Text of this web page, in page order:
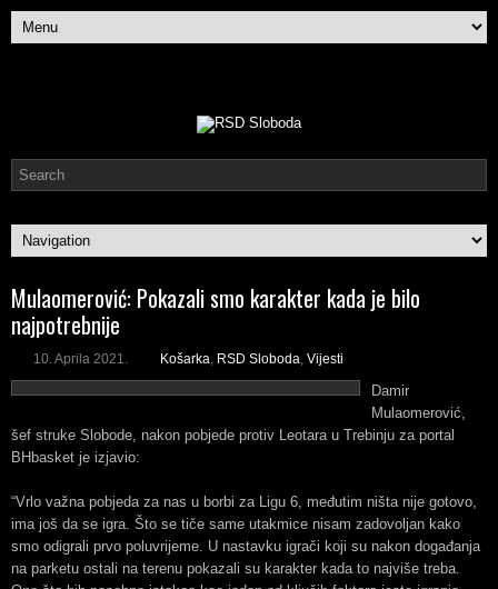
Mulaomerović: Pokazali smo karakter kada je bilo
najpotrebnije
10. Aprila 2021. Košarka, RSD Sloboda, Vijesti
Damir
Mulaomerović,
šef struke Slobode, nakon pobjede protiv Leotara u Trebinju za portal
BHbasket je izjavio:
“Vrlo važna pobjeda za nas u borbi za Ligu 6, međutim ništa nije gotovo,
ima još da se igra. Što se tiče same utakmice nisam zadovoljan kako
smo odigrali prvo poluvrijeme. U nastavku igrači koji su nakon događanja
na parketu ostali na terenu pokazali su karakter kada to najviše treba.